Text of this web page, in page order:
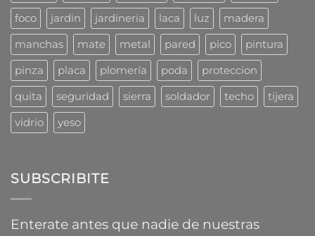
foco
jardin jardineria laca luz
madera
manchas
mate metal pared pico
pintura
pinza
placa plomería poda
proteccion
quita
seguridad sierra soldador techo
tijera
vidrio
yeso
SUBSCRIBITE
Enterate antes que nadie de nuestras